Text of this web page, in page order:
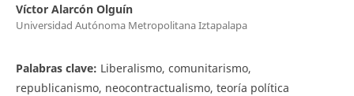
Víctor Alarcón Olguín
Universidad Autónoma Metropolitana Iztapalapa
Palabras clave: Liberalismo, comunitarismo,
republicanismo, neocontractualismo, teoría política